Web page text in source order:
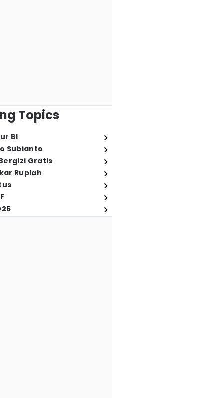
Topics
BI
Subianto
Gratis
Rupiah